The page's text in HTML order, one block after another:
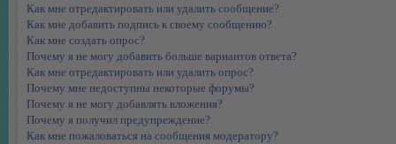
Как мне отредактировать или удалить сообщение?
Как мне добавить подпись к своему сообщению?
Как мне создать опрос?
Почему я не могу добавить больше вариантов ответа?
Как мне отредактировать или удалить опрос?
Почему мне недоступны некоторые форумы?
Почему я не могу добавлять вложения?
Почему я получил предупреждение?
Как мне пожаловаться на сообщения модератору?